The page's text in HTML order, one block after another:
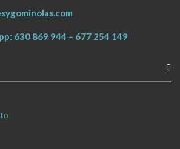
630 869 944 – 677 254 149